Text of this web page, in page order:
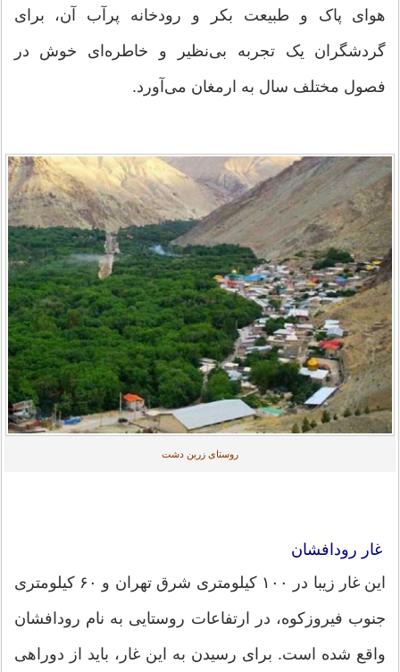
هوای پاک و طبیعت بکر و رودخانه پرآب آن، برای
گردشگران یک تجربه بی‌نظیر و خاطره‌ای خوش در
فصول مختلف سال به ارمغان می‌آورد.
روستای زرین دشت
غار رودافشان
این غار زیبا در ۱۰۰ کیلومتری شرق تهران و ۶۰ کیلومتری
جنوب فیروزکوه، در ارتفاعات روستایی به نام رودافشان
واقع شده است. برای رسیدن به این غار، باید از دوراهی